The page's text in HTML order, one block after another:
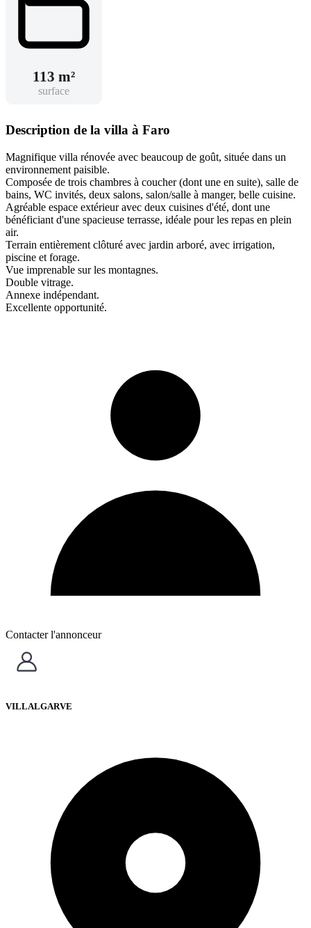
113 m²
surface
Description de la villa à Faro
Magnifique villa rénovée avec beaucoup de goût, située dans un
environnement paisible.
Composée de trois chambres à coucher (dont une en suite), salle de
bains, WC invités, deux salons, salon/salle à manger, belle cuisine.
Agréable espace extérieur avec deux cuisines d'été, dont une
bénéficiant d'une spacieuse terrasse, idéale pour les repas en plein
air.
Terrain entièrement clôturé avec jardin arboré, avec irrigation,
piscine et forage.
Vue imprenable sur les montagnes.
Double vitrage.
Annexe indépendant.
Excellente opportunité.
Contacter l'annonceur
VILLALGARVE